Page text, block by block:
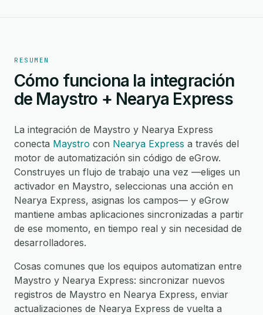
RESUMEN
Cómo funciona la integración
de Maystro + Nearya Express
La integración de Maystro y Nearya Express
conecta Maystro con Nearya Express a través del
motor de automatización sin código de eGrow.
Construyes un flujo de trabajo una vez —eliges un
activador en Maystro, seleccionas una acción en
Nearya Express, asignas los campos— y eGrow
mantiene ambas aplicaciones sincronizadas a partir
de ese momento, en tiempo real y sin necesidad de
desarrolladores.
Cosas comunes que los equipos automatizan entre
Maystro y Nearya Express: sincronizar nuevos
registros de Maystro en Nearya Express, enviar
actualizaciones de Nearya Express de vuelta a